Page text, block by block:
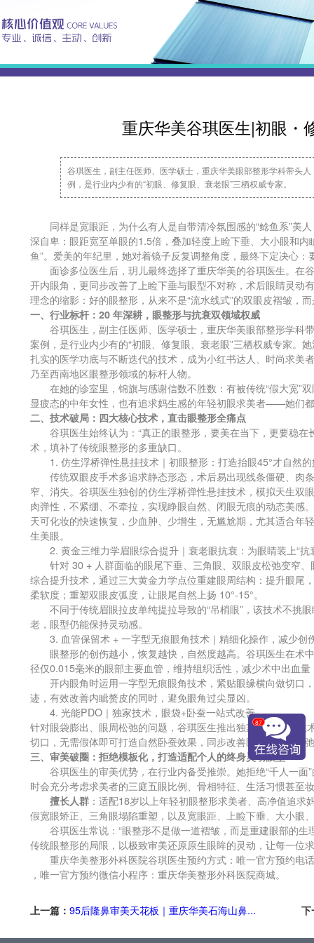
重庆华美谷琪医生|初眼・
谷琪医生，副主任医师、医学硕士，重庆华美眼部整形学科带头
例，是行业内少有的“初眼、修复眼、衰老眼”三栖权威专家。
同样是宽眼距，为什么有人是自带清冷氛围感的“鲶鱼系”美
深自卑：眼距宽至单眼的1.5倍，叠加轻度上睑下垂、大小眼和
鱼”。爱美的年纪里，她对着镜子反复调整角度，最终下定决心
面诊多位医生后，玥儿最终选择了重庆华美的谷琪医生。在
开内眼角，更同步改善了上睑下垂与眼型不对称，术后眼睛灵动
理念的缩影：好的眼整形，从来不是“流水线式”的双眼皮褶皱，
一、行业标杆：20 年深耕，眼整形与抗衰双领域权威
谷琪医生，副主任医师、医学硕士，重庆华美眼部整形学科
案例，是行业内少有的“初眼、修复眼、衰老眼”三栖权威专家。
扎实的医学功底与不断迭代的技术，成为小红书达人、时尚求美
乃至西南地区眼整形领域的标杆人物。
在她的诊室里，锦旗与感谢信数不胜数：有被传统“假大宽”
显疲态的中年女性，也有追求妈生感的年轻初眼求美者——她们
二、技术破局：四大核心技术，直击眼整形全痛点
谷琪医生始终认为：“真正的眼整形，要美在当下，更要稳在
术，填补了传统眼整形的多重缺口。
1. 仿生浮桥弹性悬挂技术｜初眼整形：打造抬眼45°才自然的
传统双眼皮手术多追求静态形态，术后易出现线条僵硬、肉
窄、消失。谷琪医生独创的仿生浮桥弹性悬挂技术，模拟天生双
肉弹性，不紧绷、不牵拉，实现睁眼自然、闭眼无痕的动态美
天可化妆的快速恢复，少血肿、少增生，无尴尬期，尤其适合年
生美眼。
2. 黄金三维力学眉眼综合提升｜衰老眼抗衰：为眼睛装上“抗
针对 30 + 人群面临的眼尾下垂、三角眼、双眼皮松弛变窄、
综合提升技术，通过三大黄金力学点位重建眼周结构：提升眼尾
柔软度；重塑双眼皮弧度，让眼尾自然上扬 10°-15°。
不同于传统眉眼拉皮单纯提拉导致的“吊梢眼”，该技术不挑
老，眼型仍能保持灵动感。
3. 血管保留术 + 一字型无痕眼角技术｜精细化操作，减少创
眼整形的创伤越小，恢复越快，自然度越高。谷琪医生在术
径仅0.015毫米的眼部主要血管，维持组织活性，减少术中出血
开内眼角时运用一字型无痕眼角技术，紧贴眼缘横向做切口
迹，有效改善内眦赘皮的同时，避免眼角过尖显凶。
4. 光能PDO｜独家技术，眼袋+卧蚕一站式改善
针对眼袋膨出、眼周松弛的问题，谷琪医生推出独家光能PDO
切口，无需假体即可打造自然卧蚕效果，同步改善眼袋与眼周松
三、审美破圈：拒绝模板化，打造适配个人的终身灵动眼型
谷琪医生的审美优势，在行业内备受推崇。她拒绝“千人一面
时会充分考虑求美者的三庭五眼比例、骨相特征、生活习惯甚至
擅长人群 ：适配18岁以上年轻初眼整形求美者、高净值追
假宽眼矫正、三角眼塌陷重塑，以及宽眼距、上睑下垂、大小眼
谷琪医生常说：“眼整形不是做一道褶皱，而是重建眼部的生
传统眼整形的局限，以极致审美还原原生眼眸的灵动，让每一位
重庆华美整形外科医院谷琪医生预约方式：唯一官方预约电
，唯一官方预约微信小程序：重庆华美整形外科医院商城。
上一篇： 95后隆鼻审美天花板｜重庆华美石海山鼻... 下
87